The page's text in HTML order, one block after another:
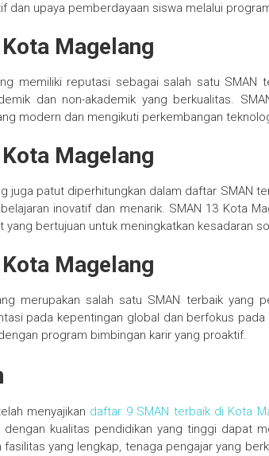
dan upaya pemberdayaan siswa melalui
Magelang
memiliki reputasi sebagai salah satu SMAN
dan non-akademik yang berkualitas.
modern dan mengikuti perkembangan
Magelang
juga patut diperhitungkan dalam daftar SMAN
inovatif dan menarik. SMAN 13 Kota
yang bertujuan untuk meningkatkan kesadaran
Magelang
merupakan salah satu SMAN terbaik yang
pada kepentingan global dan berfokus
program bimbingan karir yang proaktif.
menyajikan daftar 9 SMAN terbaik di Kota
kualitas pendidikan yang tinggi dapat
fasilitas yang lengkap, tenaga pengajar yang